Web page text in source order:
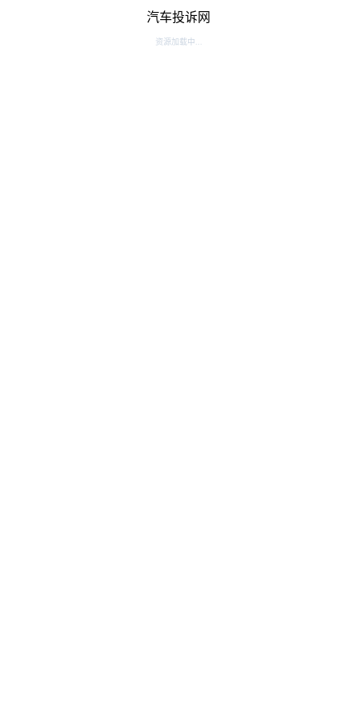
汽车投诉网
资源加载中...